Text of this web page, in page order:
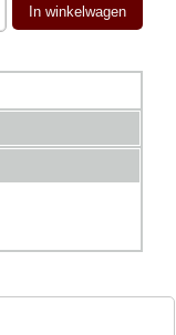
In winkelwagen